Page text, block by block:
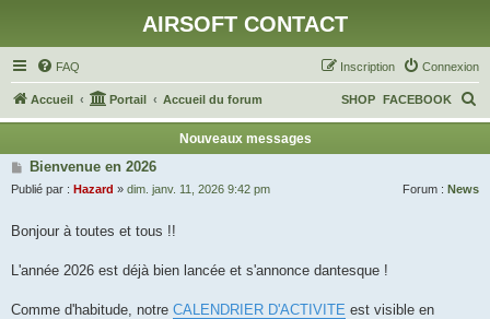
AIRSOFT CONTACT
FAQ Connexion
Inscription
Accueil Portail Accueil du forum
e
FACEBOOK
SHOP
Nouveaux messages
Bienvenue en 2026
Publié par : Hazard » dim. janv. 11, 2026 9:42 pm Forum : News
Bonjour à toutes et tous !!
L'année 2026 est déjà bien lancée et s'annonce dantesque !
Comme d'habitude, notre CALENDRIER D'ACTIVITE est visible en